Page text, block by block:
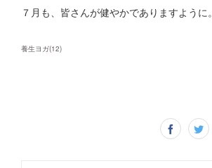
７月も、皆さんが健やかでありますように。
養生ヨガ(12)